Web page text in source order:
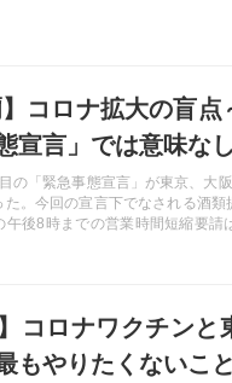
】コロナ拡大の盲
宣言」では意味なし
の「緊急事態宣言」が東京、大
。今回の宣言下でなされる酒類
午後8時までの営業時間短縮要請
にはこれまでの対策の強化版で
の施策で本当に効果があるのだ
コロナワクチン
もやりたくないこと